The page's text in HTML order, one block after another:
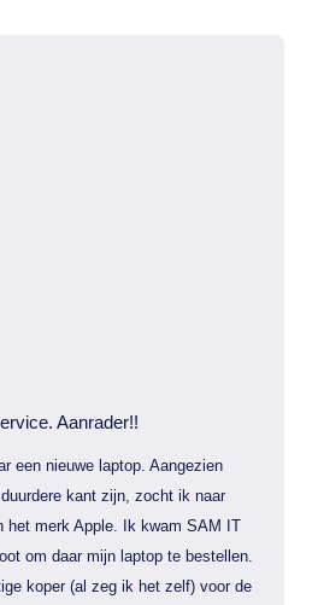
Aanrader!!
een nieuwe laptop. Aangezien
kant zijn, zocht ik naar
het merk Apple. Ik kwam SAM IT
om daar mijn laptop te bestellen.
koper (al zeg ik het zelf) voor de